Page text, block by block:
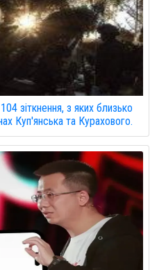
зіткнення, з яких близько
Куп'янська та Курахового.